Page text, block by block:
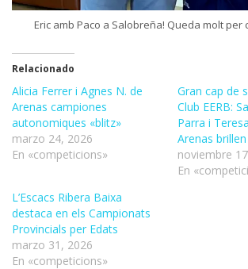
Eric amb Paco a Salobreña! Queda molt per
Relacionado
Alicia Ferrer i Agnes N. de
Arenas campiones
autonomiques «blitz»
marzo 24, 2026
En «competicions»
Gran cap de
Club EERB:
Parra i
Arenas
noviembre
En
L’Escacs Ribera Baixa
destaca en els Campionats
Provincials per Edats
marzo 31, 2026
En «competicions»